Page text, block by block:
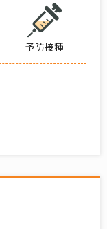
予防接種